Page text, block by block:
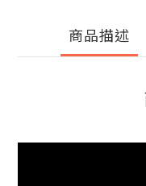
商品描述